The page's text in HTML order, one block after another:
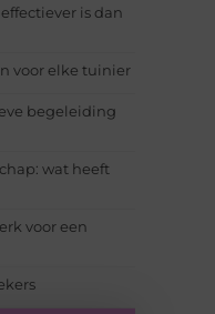
is dan
voor elke tuinier
begeleiding
wat heeft
voor een